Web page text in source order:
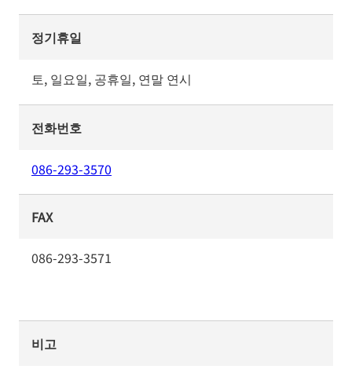
정기휴일
토, 일요일, 공휴일, 연말 연시
전화번호
086-293-3570
FAX
086-293-3571
비고